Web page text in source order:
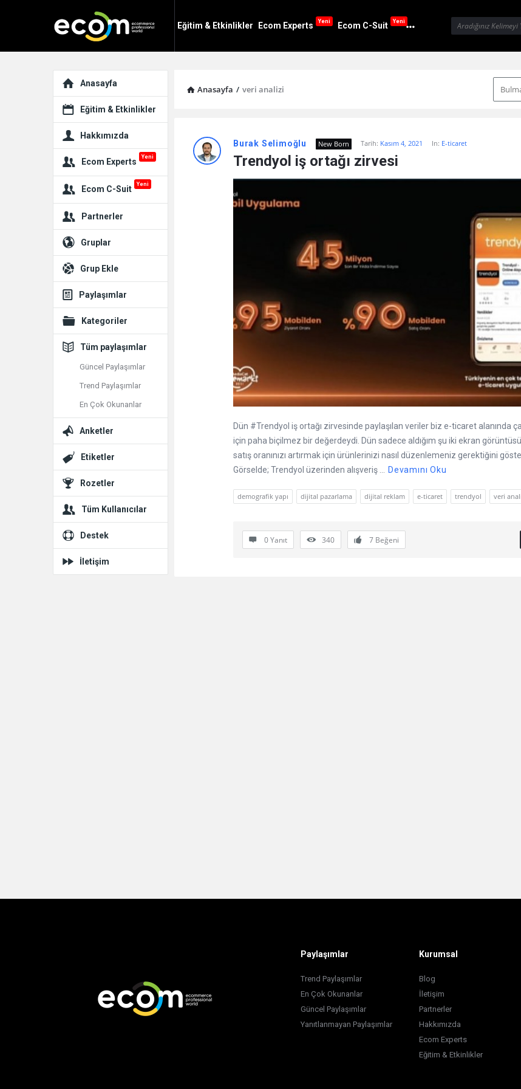
PW
PW
Navigation
Eğitim & Etkinlikler Ecom Experts Yeni Ecom C-Suit Yeni
Anasayfa / veri analizi
PW
Burak Selimoğlu New Born Tarih: Kasım 4, 2021 In: E-ticaret
Trendyol iş ortağı zirvesi
Dün #Trendyol iş ortağı zirvesinde paylaşılan veriler biz e-ticaret alanında
için paha biçilmez bir değerdeydi. Dün sadece aldığım şu iki ekran
satış oranınızı artırmak için ürünlerinizi nasıl düzenlemeniz gerektiğini
Görselde; Trendyol üzerinden alışveriş ... Devamını Oku
demografik yapı dijital pazarlama dijital reklam e-ticaret trendyol veri
0 Yanıt 340 7 Beğeni
ExploreAnasayfa
Eğitim & Etkinlikler
Hakkımızda
Ecom Experts Yeni
Ecom C-Suit Yeni
Partnerler
Gruplar
Grup Ekle
Paylaşımlar
Kategoriler
Tüm paylaşımlar
Güncel Paylaşımlar
Trend Paylaşımlar
En Çok Okunanlar
Anketler
Etiketler
Rozetler
Tüm Kullanıcılar
Destek
İletişim
Paylaşımlar
Trend Paylaşımlar
En Çok Okunanlar
Güncel Paylaşımlar
Yanıtlanmayan Paylaşımlar
Kurumsal
Blog
İletişim
Partnerler
Hakkımızda
Ecom Experts
Eğitim & Etkinlikler